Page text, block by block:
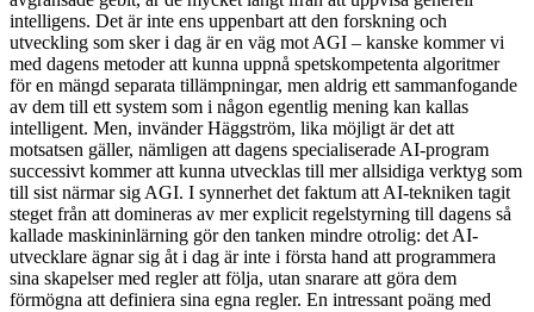
intelligens. Det är inte ens uppenbart att den forskning och
utveckling som sker i dag är en väg mot AGI – kanske kommer vi
med dagens metoder att kunna uppnå spetskompetenta algoritmer
för en mängd separata tillämpningar, men aldrig ett sammanfogande
av dem till ett system som i någon egentlig mening kan kallas
intelligent. Men, invänder Häggström, lika möjligt är det att
motsatsen gäller, nämligen att dagens specialiserade AI-program
successivt kommer att kunna utvecklas till mer allsidiga verktyg som
till sist närmar sig AGI. I synnerhet det faktum att AI-tekniken tagit
steget från att domineras av mer explicit regelstyrning till dagens så
kallade maskininlärning gör den tanken mindre otrolig: det AI-
utvecklare ägnar sig åt i dag är inte i första hand att programmera
sina skapelser med regler att följa, utan snarare att göra dem
förmögna att definiera sina egna regler. En intressant poäng med